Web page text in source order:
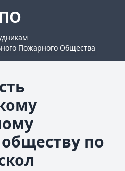
Пожарного Общества
по